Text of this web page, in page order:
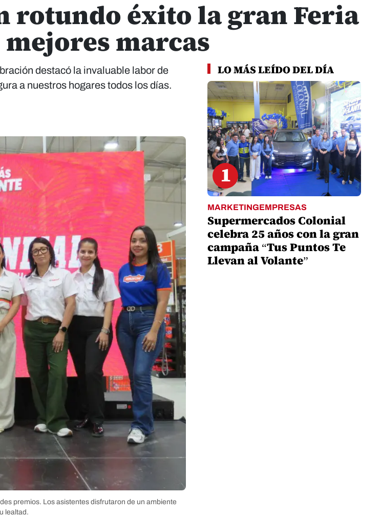
rotundo éxito la gran Feria
marcas
destacó la invaluable labor de
a nuestros hogares todos los días.
premios. Los asistentes disfrutaron de un ambiente
lealtad.
LO MÁS LEÍDO DEL DÍA
1
MARKETINGEMPRESAS
Supermercados Colonial
celebra 25 años con la gran
campaña “Tus Puntos Te
Llevan al Volante”